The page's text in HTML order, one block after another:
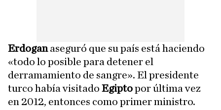
Erdoganaseguró que su país está haciendo
«todo lo posible para detener el
derramamiento de sangre». El presidente
turco había visitado Egiptopor última vez
en 2012, entonces como primer ministro.